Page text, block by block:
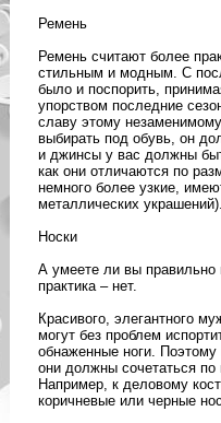
Ремень
Ремень считают более
стильным и модным. С
было и поспорить,
упорством последние
славу этому
выбирать под обувь, он
и джинсы у вас должны
как они отличаются по
немного более узкие,
металлических украшений).
Носки
А умеете ли вы правильно
практика – нет.
Красивого, элегантного
могут без проблем
обнаженные ноги.
они должны сочетаться
Например, к деловому
коричневые или черные